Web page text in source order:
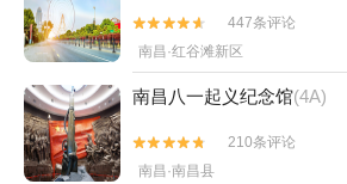


447条评论
南昌·红谷滩新区
南昌八一起义纪念馆(4A)


210条评论
南昌·南昌县